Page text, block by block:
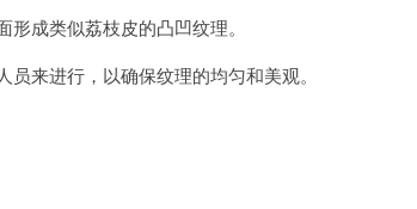
成类似荔枝皮的凸凹纹理。
来进行，以确保纹理的均匀和美观。